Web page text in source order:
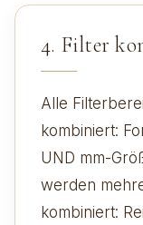
4. Filter
Alle
kombiniert:
UND mm-
werden
kombiniert: